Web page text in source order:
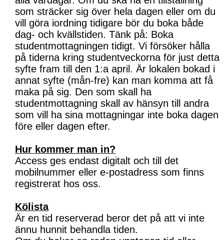
som sträcker sig över hela dagen eller om du
vill göra iordning tidigare bör du boka både
dag- och kvällstiden. Tänk på: Boka
studentmottagningen tidigt. Vi försöker hålla
på tiderna kring studentveckorna för just detta
syfte fram till den 1:a april. Är lokalen bokad i
annat syfte (mån-fre) kan man komma att få
maka på sig. Den som skall ha
studentmottagning skall av hänsyn till andra
som vill ha sina mottagningar inte boka dagen
före eller dagen efter.
Hur kommer man in?
Access ges endast digitalt och till det
mobilnummer eller e-postadress som finns
registrerat hos oss.
Kölista
Är en tid reserverad beror det på att vi inte
ännu hunnit behandla tiden.